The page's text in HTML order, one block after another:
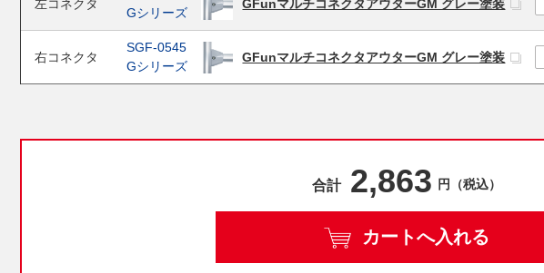
左コネクタ
Gシリーズ
GFunマルチコネクタアウターGM グレー塗装
右コネクタ
SGF-0545
Gシリーズ
GFunマルチコネクタアウターGM グレー塗装
合計 2,863 円（税込）
カートへ入れる